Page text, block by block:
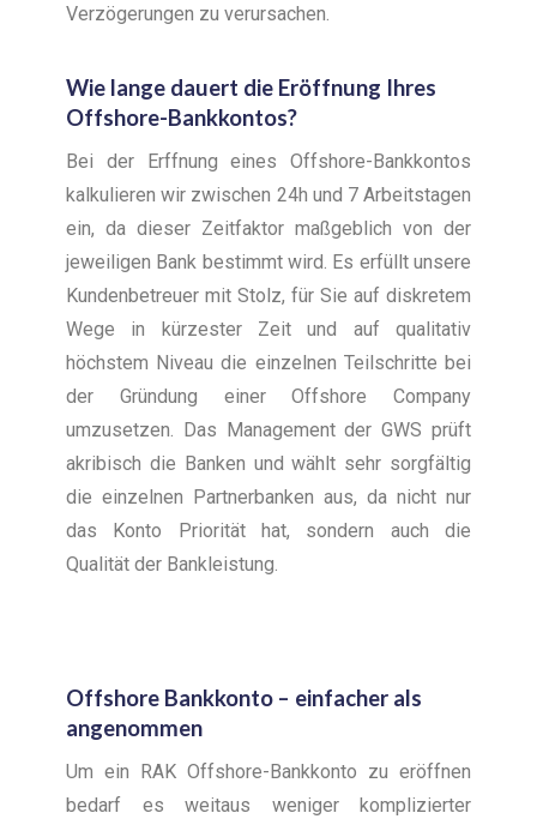
Verzögerungen zu verursachen.
Wie lange dauert die Eröffnung Ihres
Offshore-Bankkontos?
Bei der Erffnung eines Offshore-Bankkontos
kalkulieren wir zwischen 24h und 7 Arbeitstagen
ein, da dieser Zeitfaktor maßgeblich von der
jeweiligen Bank bestimmt wird. Es erfüllt unsere
Kundenbetreuer mit Stolz, für Sie auf diskretem
Wege in kürzester Zeit und auf qualitativ
höchstem Niveau die einzelnen Teilschritte bei
der Gründung einer Offshore Company
umzusetzen. Das Management der GWS prüft
akribisch die Banken und wählt sehr sorgfältig
die einzelnen Partnerbanken aus, da nicht nur
das Konto Priorität hat, sondern auch die
Qualität der Bankleistung.
Offshore Bankkonto – einfacher als
angenommen
Um ein RAK Offshore-Bankkonto zu eröffnen
bedarf es weitaus weniger komplizierter